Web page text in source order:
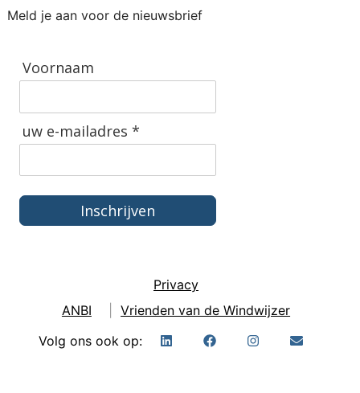
Meld je aan voor de nieuwsbrief
Voornaam
uw e-mailadres *
Inschrijven
Privacy
ANBI
Vrienden van de Windwijzer
Volg ons ook op: